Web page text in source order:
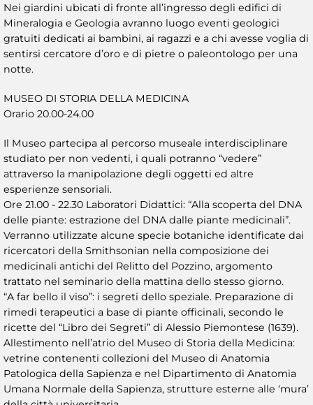
Nei giardini ubicati di fronte all’ingresso degli edifici di
Mineralogia e Geologia avranno luogo eventi geologici
gratuiti dedicati ai bambini, ai ragazzi e a chi avesse voglia di
sentirsi cercatore d’oro e di pietre o paleontologo per una
notte.
MUSEO DI STORIA DELLA MEDICINA
Orario 20.00-24.00
Il Museo partecipa al percorso museale interdisciplinare
studiato per non vedenti, i quali potranno “vedere”
attraverso la manipolazione degli oggetti ed altre
esperienze sensoriali.
Ore 21.00 - 22.30 Laboratori Didattici: “Alla scoperta del DNA
delle piante: estrazione del DNA dalle piante medicinali”.
Verranno utilizzate alcune specie botaniche identificate dai
ricercatori della Smithsonian nella composizione dei
medicinali antichi del Relitto del Pozzino, argomento
trattato nel seminario della mattina dello stesso giorno.
“A far bello il viso”: i segreti dello speziale. Preparazione di
rimedi terapeutici a base di piante officinali, secondo le
ricette del “Libro dei Segreti” di Alessio Piemontese (1639).
Allestimento nell’atrio del Museo di Storia della Medicina:
vetrine contenenti collezioni del Museo di Anatomia
Patologica della Sapienza e nel Dipartimento di Anatomia
Umana Normale della Sapienza, strutture esterne alle ‘mura’